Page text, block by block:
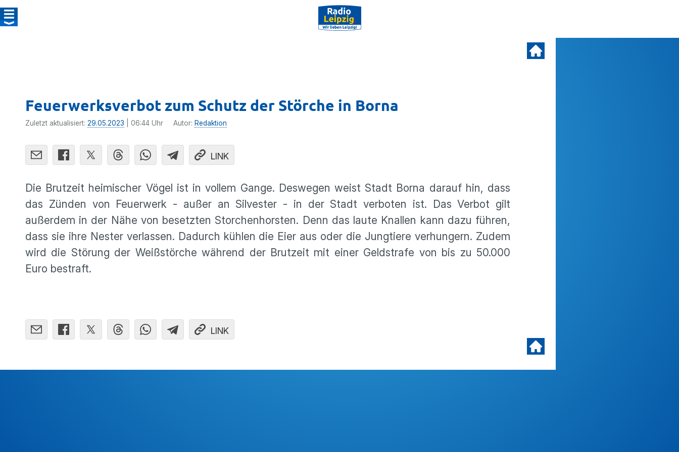
Feuerwerksverbot zum Schutz der Störche in Borna
Zuletzt aktualisiert: 29.05.2023 | 06:44 Uhr Autor: Redaktion
LINK
Die Brutzeit heimischer Vögel ist in vollem Gange. Deswegen weist Stadt Borna darauf hin, dass
das Zünden von Feuerwerk - außer an Silvester - in der Stadt verboten ist. Das Verbot gilt
außerdem in der Nähe von besetzten Storchenhorsten. Denn das laute Knallen kann dazu führen,
dass sie ihre Nester verlassen. Dadurch kühlen die Eier aus oder die Jungtiere verhungern. Zudem
wird die Störung der Weißstörche während der Brutzeit mit einer Geldstrafe von bis zu 50.000
Euro bestraft.
LINK